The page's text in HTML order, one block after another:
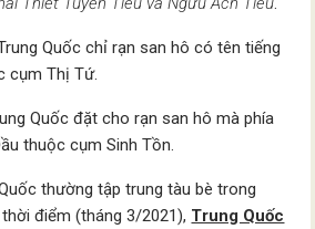
Quốc chỉ rạn san hô có tên tiếng
cụm Thị Tứ.
Quốc đặt cho rạn san hô mà phía
thuộc cụm Sinh Tồn.
thường tập trung tàu bè trong
điểm (tháng 3/2021), Trung Quốc